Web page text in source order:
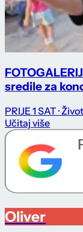
sredile za
PRIJE 1 SAT · Život
Učitaj više
Oliver